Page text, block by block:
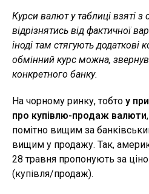
Курси валют у таблиці взяті з
відрізнятись від фактичної
іноді там стягують додаткові
обмінний курс можна,
конкретного банку.
На чорному ринку, тобто у
про купівлю-продаж валюти
помітно вищим за
вищим у продажу. Так,
28 травня пропонують за
(купівля/продаж).